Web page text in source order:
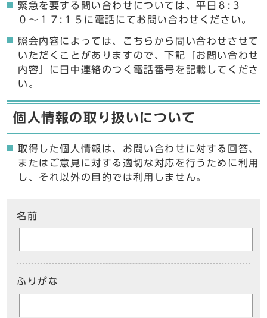
緊急を要する問い合わせについては、平日８:３
０〜１７:１５に電話にてお問い合わせください。
照会内容によっては、こちらから問い合わせさせて
いただくことがありますので、下記「お問い合わせ
内容」に日中連絡のつく電話番号を記載してくださ
い。
個人情報の取り扱いについて
取得した個人情報は、お問い合わせに対する回答、
またはご意見に対する適切な対応を行うために利用
し、それ以外の目的では利用しません。
名前
ふりがな